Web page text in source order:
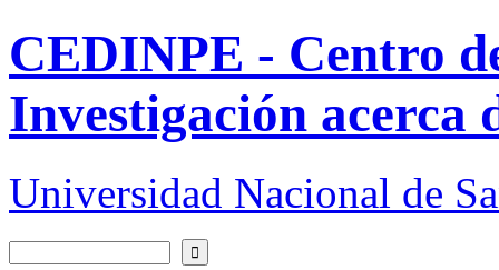
Pasar al contenido principal
CEDINPE - Centro
Investigación acerca
Universidad Nacional de
Formulario de búsqueda